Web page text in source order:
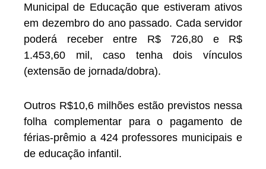
Municipal de Educação que estiveram ativos
em dezembro do ano passado. Cada servidor
poderá receber entre R$ 726,80 e R$
1.453,60 mil, caso tenha dois vínculos
(extensão de jornada/dobra).
Outros R$10,6 milhões estão previstos nessa
folha complementar para o pagamento de
férias-prêmio a 424 professores municipais e
de educação infantil.